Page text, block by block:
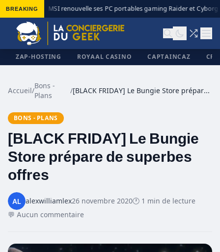
BREAKING MSI renouvelle ses PC portables gaming Raider et Cyborg
ZAP-HOSTING ROYAAL CASINO CAPTAINCAZ
Accueil/
Bons -
Plans
/ [BLACK FRIDAY] Le Bungie Store prépare de superbes offres
BONS - PLANS
[BLACK FRIDAY] Le Bungie
Store prépare de superbes
offres
alexwilliamlex26 novembre 2020🕐 1 min de lecture
💬 Aucun commentaire